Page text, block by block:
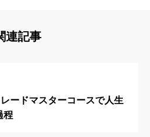
連記事
ードマスターコースで人生
程